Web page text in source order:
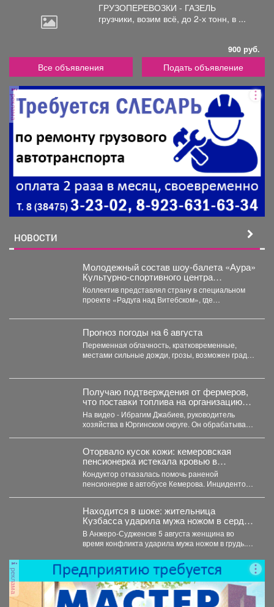
ГРУЗОПЕРЕВОЗКИ - ГАЗЕЛЬ
грузчики, возим всё, до 2-х тонн, в ...
900 руб.
Все объявления Подать объявление
реклама
НОВОСТИ
Молодежный состав шоу-балета «Аура»
Культурно-спортивного центра
металлургов победил в международном
конкурсе «Славянский базар» в
Витебске.
Коллектив представлял страну в специальном
проекте «Радуга над Витебском», где
России,...
Прогноз погоды на 6 августа
Переменная облачность, кратковременные,
местами сильные дожди, грозы, возможен град.
Получаю подтверждения от фермеров,
что поставки топлива на организацию
уборочной кампании уже начались.
На видео - Ибрагим Джабиев, руководитель
хозяйства в Юргинском округе. Он обрабатывает
Оторвало кусок кожи: кемеровская
пенсионерка истекала кровью в
автобусе
Кондуктор отказалась помочь раненой
пенсионерке в автобусе Кемерова. Инцидентом
Находится в шоке: жительница
Кузбасса ударила мужа ножом в сердце
- подробности
В Анжеро-Судженске 5 августа женщина во
время конфликта ударила мужа ножом в грудь.
реклама